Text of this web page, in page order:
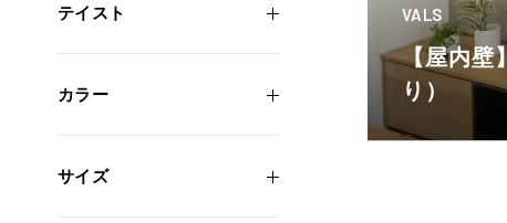
VALS
【屋内壁
り）
テイスト
カラー
サイズ